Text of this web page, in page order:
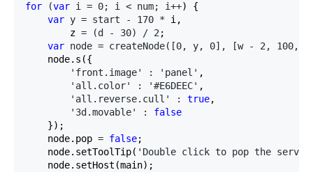
for (var i = 0; i < num; i++) {
var y = start - 170 * i,
        z
= (d - 30) / 2 ;
var node = createNode([0, y, 0], [w - 2, 100,
    node.s({
'front.image' : 'panel' ,
'all.color' : '#E6DEEC' ,
'all.reverse.cull' : true,
'3d.movable' : false
    });
    node.pop
= false;
    node.setToolTip(
'Double click to pop the
    node.setHost(main);